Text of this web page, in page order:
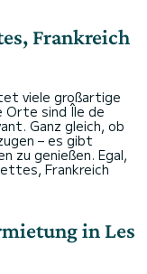
Frankreich
viele großartige
Orte sind Île de
Ganz gleich, ob
– es gibt
zu genießen. Egal,
Frankreich
in Les